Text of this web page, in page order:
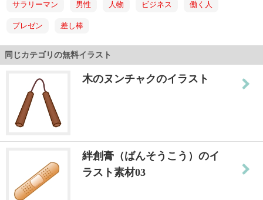
サラリーマン 男性 人物 ビジネス 働く人
プレゼン 差し棒
同じカテゴリの無料イラスト
木のヌンチャクのイラスト
絆創膏（ばんそうこう）のイ
ラスト素材03